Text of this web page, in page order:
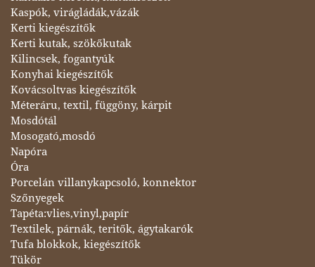
Kaspók, virágládák,vázák
Kerti kiegészítők
Kerti kutak, szökőkutak
Kilincsek, fogantyúk
Konyhai kiegészítők
Kovácsoltvas kiegészítők
Méteráru, textil, függöny, kárpit
Mosdótál
Mosogató,mosdó
Napóra
Óra
Porcelán villanykapcsoló, konnektor
Szőnyegek
Tapéta:vlies,vinyl,papír
Textilek, párnák, teritők, ágytakarók
Tufa blokkok, kiegészítők
Tükör